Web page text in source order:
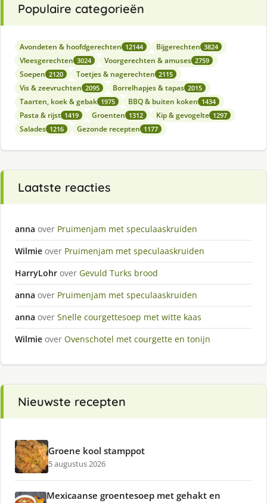
Populaire categorieën
Avondeten & hoofdgerechten 12144 Bijgerechten 3824
Vleesgerechten 3024 Voorgerechten & amuses 2759
Soepen 2120 Toetjes & nagerechten 2115
Vis & zeevruchten 2095 Borrelhapjes & tapas 2015
Taarten, koek & gebak 1975 BBQ & buiten koken 1434
Pasta & rijst 1419 Groenten 1312 Kip & gevogelte 1297
Salades 1216 Gezonde recepten 1177
Laatste reacties
anna over Pruimenjam met speculaaskruiden
Wilmie over Pruimenjam met speculaaskruiden
HarryLohr over Gevuld Turks brood
anna over Pruimenjam met speculaaskruiden
anna over Snelle courgettesoep met witte kaas
Wilmie over Ovenschotel met courgette en tonijn
Nieuwste recepten
Groene kool stamppot
5 augustus 2026
Mexicaanse groentesoep met gehakt en